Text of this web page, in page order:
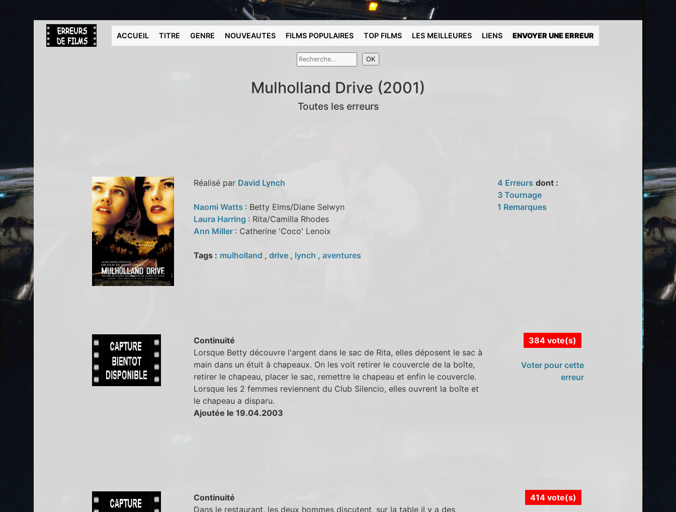
ACCUEIL TITRE GENRE NOUVEAUTES FILMS POPULAIRES TOP FILMS LES MEILLEURES LIENS ENVOYER UNE ERREUR
Mulholland Drive (2001)
Toutes les erreurs
Réalisé par David Lynch
Naomi Watts : Betty Elms/Diane Selwyn
Laura Harring : Rita/Camilla Rhodes
Ann Miller : Catherine 'Coco' Lenoix
Tags : mulholland , drive , lynch , aventures
4 Erreurs dont :
3 Tournage
1 Remarques
Continuité
Lorsque Betty découvre l'argent dans le sac de Rita, elles déposent le sac à
main dans un étuit à chapeaux. On les voit retirer le couvercle de la boîte,
retirer le chapeau, placer le sac, remettre le chapeau et enfin le couvercle.
Lorsque les 2 femmes reviennent du Club Silencio, elles ouvrent la boîte et
le chapeau a disparu.
Ajoutée le 19.04.2003
384 vote(s)
Voter pour cette
erreur
Continuité
Dans le restaurant, les deux hommes discutent, sur la table il y a des
414 vote(s)